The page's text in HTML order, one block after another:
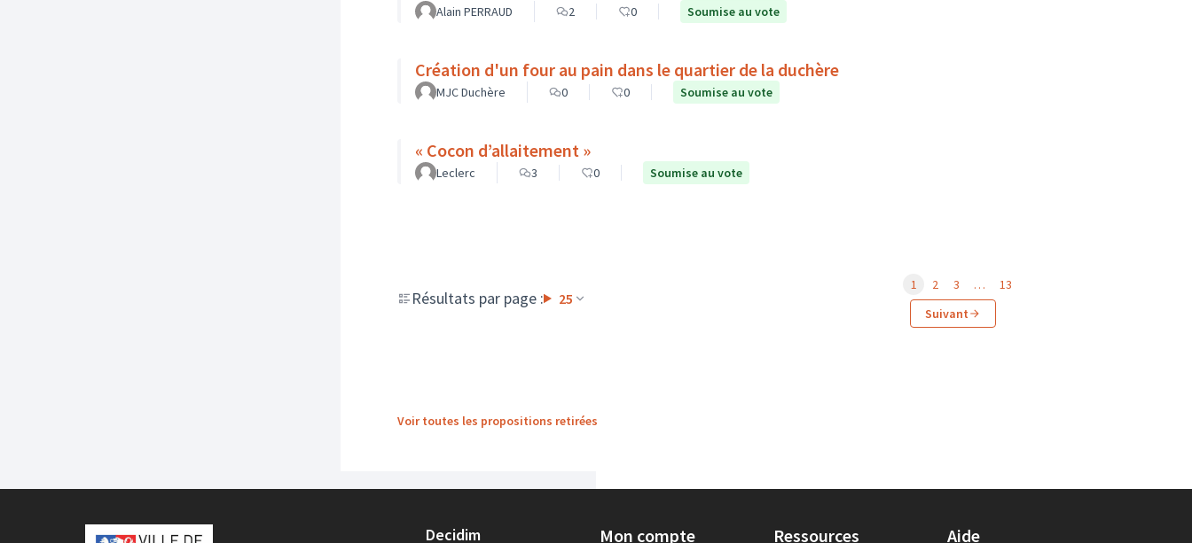
Alain PERRAUD 2 0 Soumise au vote
Création d'un four au pain dans le quartier de la duchère
MJC Duchère 0 0 Soumise au vote
« Cocon d’allaitement »
Leclerc 3 0 Soumise au vote
Résultats par page : 25
1 2 3 …
13
Suivant
Voir toutes les propositions retirées
Decidim
Mon compte Ressources Aide